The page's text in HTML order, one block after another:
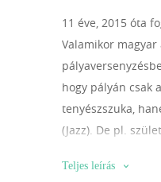
11 éve, 2015 óta
Valamikor
hogy pályán csak
tenyészszuka,
(Jazz). De pl.
Kennel kis
Teljes leírás